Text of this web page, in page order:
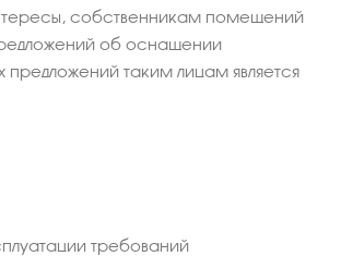
собственникам помещений
об оснащении
таким лицам является
требований